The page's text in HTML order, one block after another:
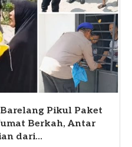
Pikul Paket
Berkah, Antar
dari...